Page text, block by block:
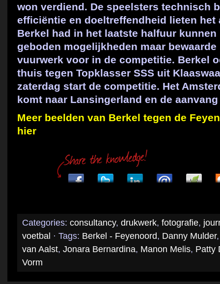
won verdiend. De speelsters technisch
efficiëntie en doeltreffendheid lieten het
Berkel had in het laatste halfuur
geboden mogelijkheden maar
vuurwerk voor in de competitie. Berkel
thuis tegen Topklasser SSS uit
zaterdag start de competitie. Het
komt naar Lansingerland en de
Meer beelden van Berkel tegen de
hier
Categories: consultancy, drukwerk, fotografie,
voetbal · Tags: Berkel - Feyenoord, Danny Mulder
van Aalst, Jonara Bernardina, Manon Melis, Patty
Vorm